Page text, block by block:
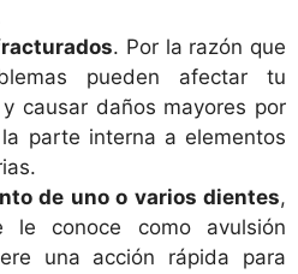
. Por la razón que
pueden afectar tu
y causar daños mayores por
la parte interna a elementos
de uno o varios dientes,
le conoce como avulsión
una acción rápida para